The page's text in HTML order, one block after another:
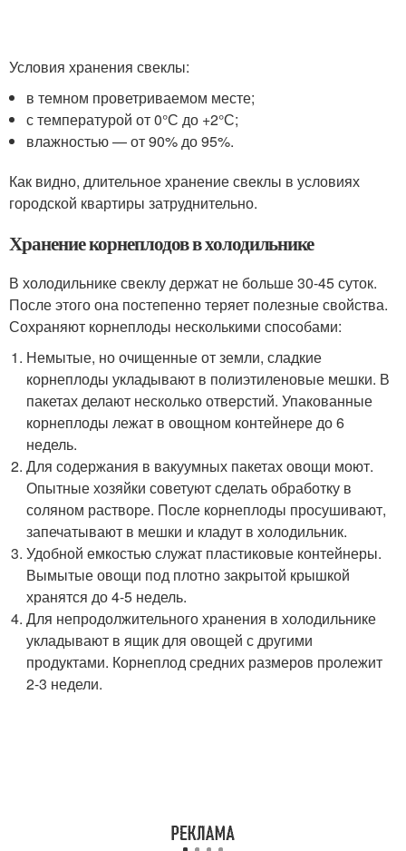
Условия хранения свеклы:
в темном проветриваемом месте;
с температурой от 0°С до +2°С;
влажностью — от 90% до 95%.
Как видно, длительное хранение свеклы в условиях
городской квартиры затруднительно.
Хранение корнеплодов в холодильнике
В холодильнике свеклу держат не больше 30-45 суток.
После этого она постепенно теряет полезные свойства.
Сохраняют корнеплоды несколькими способами:
Немытые, но очищенные от земли, сладкие
корнеплоды укладывают в полиэтиленовые мешки. В
пакетах делают несколько отверстий. Упакованные
корнеплоды лежат в овощном контейнере до 6
недель.
Для содержания в вакуумных пакетах овощи моют.
Опытные хозяйки советуют сделать обработку в
соляном растворе. После корнеплоды просушивают,
запечатывают в мешки и кладут в холодильник.
Удобной емкостью служат пластиковые контейнеры.
Вымытые овощи под плотно закрытой крышкой
хранятся до 4-5 недель.
Для непродолжительного хранения в холодильнике
укладывают в ящик для овощей с другими
продуктами. Корнеплод средних размеров пролежит
2-3 недели.